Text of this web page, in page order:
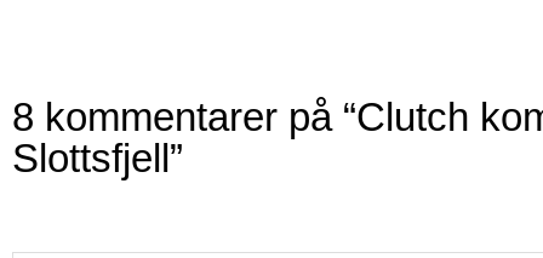
8 kommentarer på “Clutch
Slottsfjell”